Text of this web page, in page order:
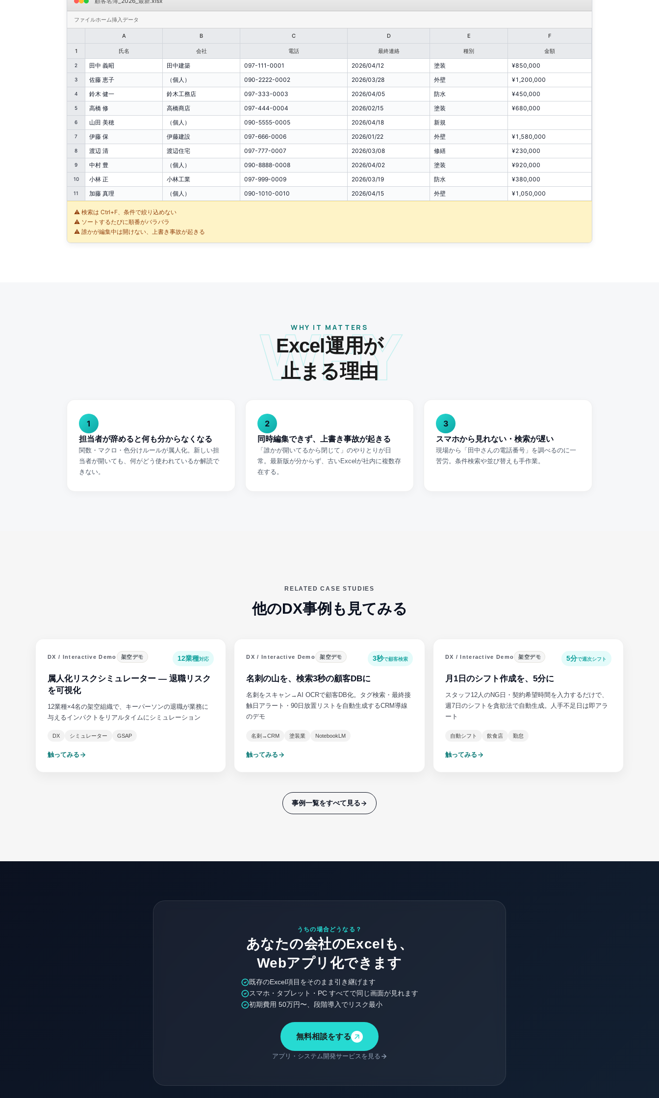
ファイルホーム挿入データ
A B C D E F
1 氏名 会社 電話 最終連絡 種別 金額
2 田中 義昭 田中建築 097-111-0001 2026/04/12 塗装 ¥850,000
3 佐藤 恵子 （個人） 090-2222-0002 2026/03/28 外壁 ¥1,200,000
4 鈴木 健一 鈴木工務店 097-333-0003 2026/04/05 防水 ¥450,000
5 高橋 修 高橋商店 097-444-0004 2026/02/15 塗装 ¥680,000
6 山田 美穂 （個人） 090-5555-0005 2026/04/18 新規
7 伊藤 保 伊藤建設 097-666-0006 2026/01/22 外壁 ¥1,580,000
8 渡辺 清 渡辺住宅 097-777-0007 2026/03/08 修繕 ¥230,000
9 中村 豊 （個人） 090-8888-0008 2026/04/02 塗装 ¥920,000
10 小林 正 小林工業 097-999-0009 2026/03/19 防水 ¥380,000
11 加藤 真理 （個人） 090-1010-0010 2026/04/15 外壁 ¥1,050,000
⚠️ 検索は Ctrl+F、条件で絞り込めない
⚠️ ソートするたびに順番がバラバラ
⚠️ 誰かが編集中は開けない、上書き事故が起きる
WHY
WHY IT MATTERS
Excel運用が
止まる理由
1
担当者が辞めると何も分からなくなる
関数・マクロ・色分けルールが属人化。新しい担
当者が開いても、何がどう使われているか解読で
きない。
2
同時編集できず、上書き事故が起きる
「誰かが開いてるから閉じて」のやりとりが日
常。最新版が分からず、古いExcelが社内に複数存
在する。
3
スマホから見れない・検索が遅い
現場から「田中さんの電話番号」を調べるのに一
苦労。条件検索や並び替えも手作業。
RELATED CASE STUDIES
他のDX事例も見てみる
DX / Interactive Demo 架空デモ 12業種対応
属人化リスクシミュレーター — 退職リスク
を可視化
12業種×4名の架空組織で、キーパーソンの退職が業務に
与えるインパクトをリアルタイムにシミュレーション
DX シミュレーター GSAP
触ってみる
DX / Interactive Demo 架空デモ 3秒で顧客検索
名刺の山を、検索3秒の顧客DBに
名刺をスキャン→AI OCRで顧客DB化。タグ検索・最終接
触日アラート・90日放置リストを自動生成するCRM導線
のデモ
名刺→CRM 塗装業 NotebookLM
触ってみる
DX / Interactive Demo 架空デモ 5分で週次シフト
月1日のシフト作成を、5分に
スタッフ12人のNG日・契約希望時間を入力するだけで、
週7日のシフトを貪欲法で自動生成。人手不足日は即アラ
ート
自動シフト 飲食店 勤怠
触ってみる
事例一覧をすべて見る
うちの場合どうなる？
あなたの会社のExcelも、
Webアプリ化できます
既存のExcel項目をそのまま引き継げます
スマホ・タブレット・PC すべてで同じ画面が見れます
初期費用 50万円〜、段階導入でリスク最小
無料相談をする
アプリ・システム開発サービスを見る